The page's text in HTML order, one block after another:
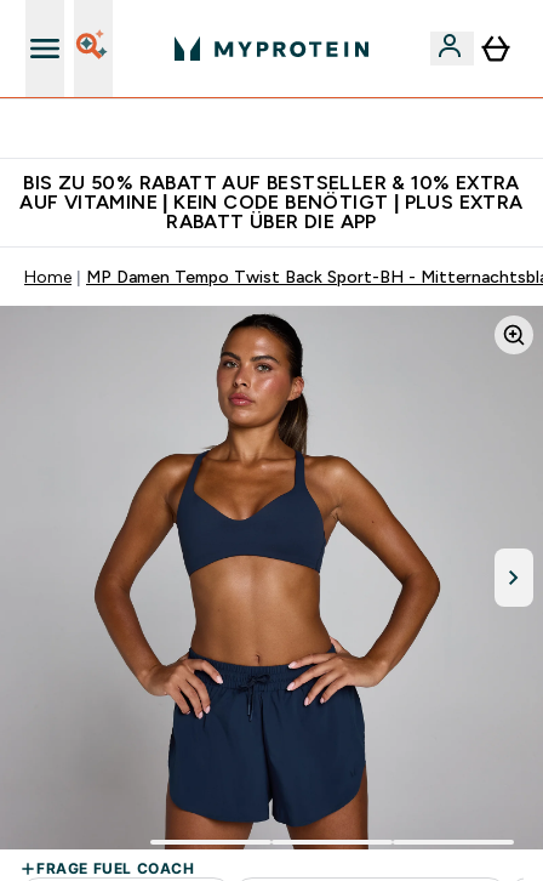
BIS ZU 50% RABATT AUF BESTSELLER & 10% EXTRA
AUF VITAMINE | KEIN CODE BENÖTIGT | PLUS EXTRA
RABATT ÜBER DIE APP
Home MP Damen Tempo Twist Back Sport-BH -